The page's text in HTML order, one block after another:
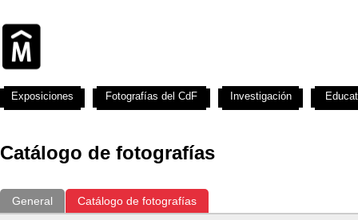
Catálogo de fotografías
General Catálogo de fotografías
Exposiciones Fotografías del CdF Investigación